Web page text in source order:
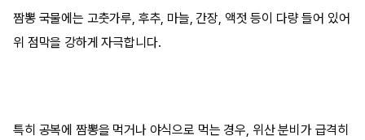
짬뽕 국물에는 고춧가루, 후추, 마늘, 간장, 액젓 등이 다량 들어 있어
위 점막을 강하게 자극합니다.
특히 공복에 짬뽕을 먹거나 야식으로 먹는 경우, 위산 분비가 급격히